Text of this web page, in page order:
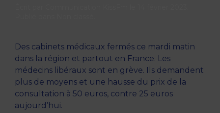
Des cabinets médicaux fermés ce mardi matin
dans la région et partout en France. Les
médecins libéraux sont en grève. Ils demandent
plus de moyens et une hausse du prix de la
consultation à 50 euros, contre 25 euros
aujourd’hui.